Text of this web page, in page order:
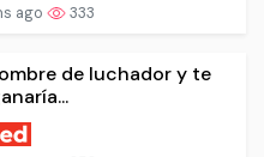
ago 333
de luchador y te